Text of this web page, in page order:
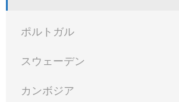
ポルトガル
スウェーデン
カンボジア